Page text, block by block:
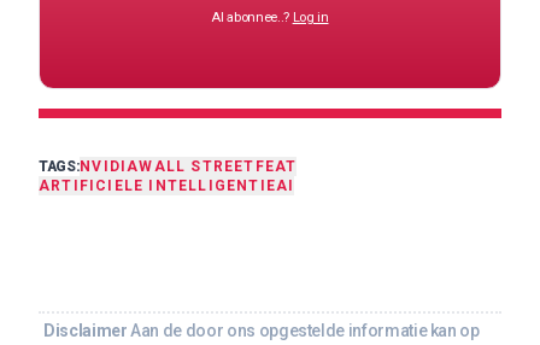
Al abonnee..? Log in
TAGS:NVIDIAWALL STREET FEAT
ARTIFICIELE INTELLIGENTIEAI
Disclaimer Aan de door ons opgestelde informatie kan op